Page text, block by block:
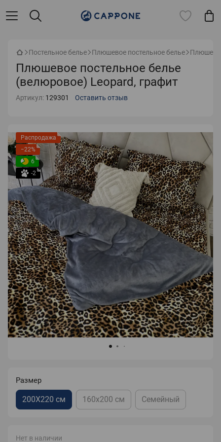
Постельное белье Плюшевое постельное белье
Плюшевое постельное белье
(велюровое) Leopard, графит
Артикул: 129301 Оставить отзыв
Распродажа
−22%
6
-2
Размер
200Х220 см 160х200 см Семейный
Нет в наличии